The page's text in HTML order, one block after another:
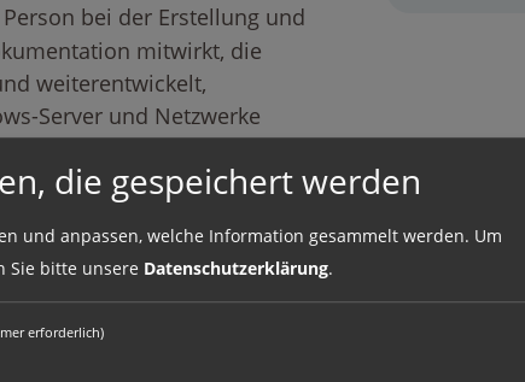
bei der Erstellung und
mitwirkt, die
weiterentwickelt,
Server und Netzwerke
bei Fragen und
Ausbildung im IT-
Jahre Erfahrung in der
die gespeichert werden
und anpassen, welche Information gesammelt werden. Um
Sie bitte unsere Datenschutzerklärung.
erforderlich)